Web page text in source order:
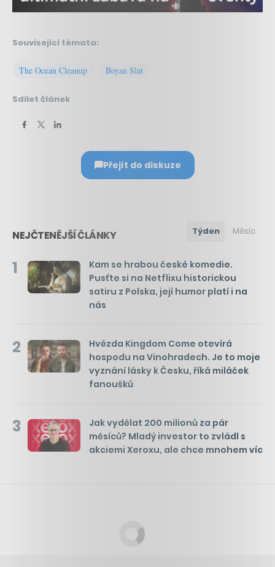
Související témata:
The Ocean Cleanup Boyan Slat
Sdílet článek
Přejít do diskuze
NEJČTENĚJŠÍ ČLÁNKY Týden Měsíc
1
Kam se hrabou české komedie.
Pusťte si na Netflixu historickou
satiru z Polska, její humor platí i na
nás
2
Hvězda Kingdom Come otevírá
hospodu na Vinohradech. Je to moje
vyznání lásky k Česku, říká miláček
fanoušků
3
Jak vydělat 200 milionů za pár
měsíců? Mladý investor to zvládl s
akciemi Xeroxu, ale chce mnohem víc